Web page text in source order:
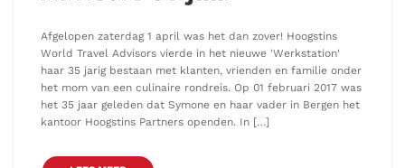
Afgelopen zaterdag 1 april was het dan zover! Hoogstins
World Travel Advisors vierde in het nieuwe 'Werkstation'
haar 35 jarig bestaan met klanten, vrienden en familie onder
het mom van een culinaire rondreis. Op 01 februari 2017 was
het 35 jaar geleden dat Symone en haar vader in Bergen het
kantoor Hoogstins Partners openden. In […]